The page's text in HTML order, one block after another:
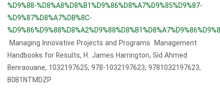
%D9%88-%D8%A8%D8%B1%D9%86%D8%A7%D9%85%D9%87-
%D9%87%D8%A7%DB%8C-
Managing Innovative Projects and Programs Management
Handbooks for Results, H. James Harrington, Sid Ahmed
Benraouane, 1032197625, 978-1032197623, 9781032197623,
B0B1NTMDZP